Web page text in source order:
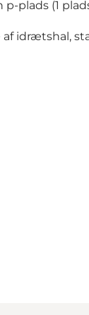
p-plads (1
idrætshal,